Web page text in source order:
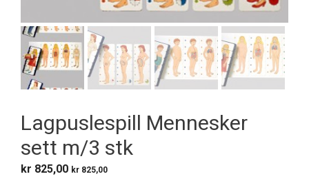
Lagpuslespill Mennesker
sett m/3 stk
kr 825,00 kr 825,00